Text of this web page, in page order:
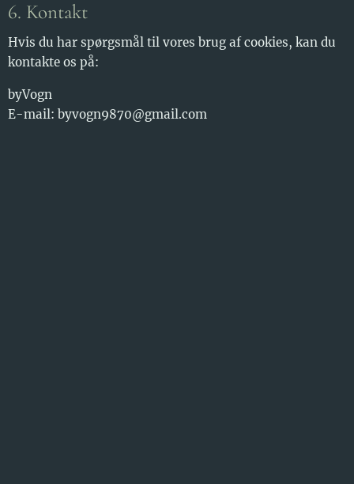
6. Kontakt
Hvis du har spørgsmål til vores brug af cookies, kan du
kontakte os på:
byVogn
E-mail: byvogn9870@gmail.com